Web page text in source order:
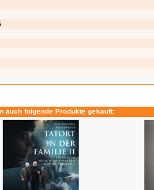
auch folgende Produkte gekauft: